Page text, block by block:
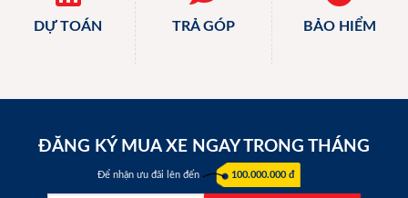
DỰ TOÁN TRẢ GÓP BẢO HIỂM
ĐĂNG KÝ MUA XE NGAY TRONG THÁNG
Để nhận ưu đãi lên đến 100.000.000 đ